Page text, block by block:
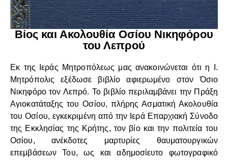
Βίος και Ακολουθία Οσίου Νικηφόρου
του Λεπρού
Εκ της Ιεράς Μητροπόλεως μας ανακοινώνεται ότι η Ι.
Μητρόπολις εξέδωσε βιβλίο αφιερωμένο στον Όσιο
Νικηφόρο τον Λεπρό. Το βιβλίο περιλαμβάνει την Πράξη
Αγιοκατάταξης του Οσίου, πλήρης Ασματική Ακολουθία
του Οσίου, εγκεκριμένη από την Ιερά Επαρχιακή Σύνοδο
της Εκκλησίας της Κρήτης, τον βίο και την πολιτεία του
Οσίου, ανέκδοτες μαρτυρίες θαυματουργικών
επεμβάσεων Του, ως και αδημοσίευτο φωτογραφικό